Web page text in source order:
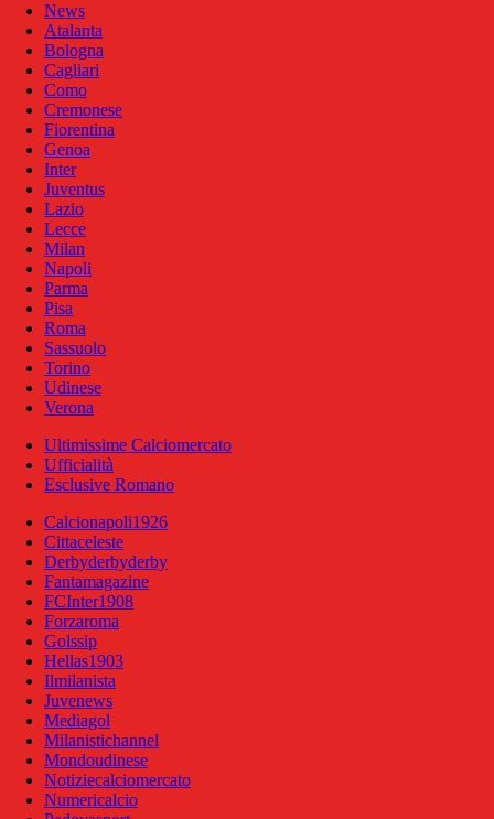
News
Atalanta
Bologna
Cagliari
Como
Cremonese
Fiorentina
Genoa
Inter
Juventus
Lazio
Lecce
Milan
Napoli
Parma
Pisa
Roma
Sassuolo
Torino
Udinese
Verona
Ultimissime Calciomercato
Ufficialità
Esclusive Romano
Calcionapoli1926
Cittaceleste
Derbyderbyderby
Fantamagazine
FCInter1908
Forzaroma
Golssip
Hellas1903
Ilmilanista
Juvenews
Mediagol
Milanistichannel
Mondoudinese
Notiziecalciomercato
Numericalcio